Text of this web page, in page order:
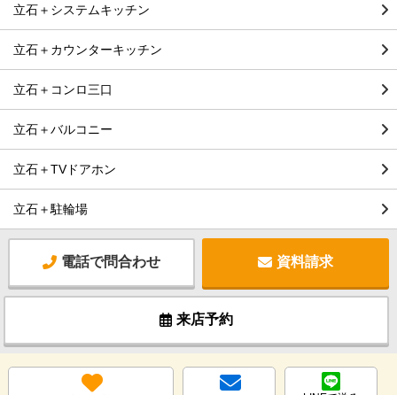
立石＋システムキッチン
立石＋カウンターキッチン
立石＋コンロ三口
立石＋バルコニー
立石＋TVドアホン
立石＋駐輪場
電話で問合わせ 資料請求
来店予約